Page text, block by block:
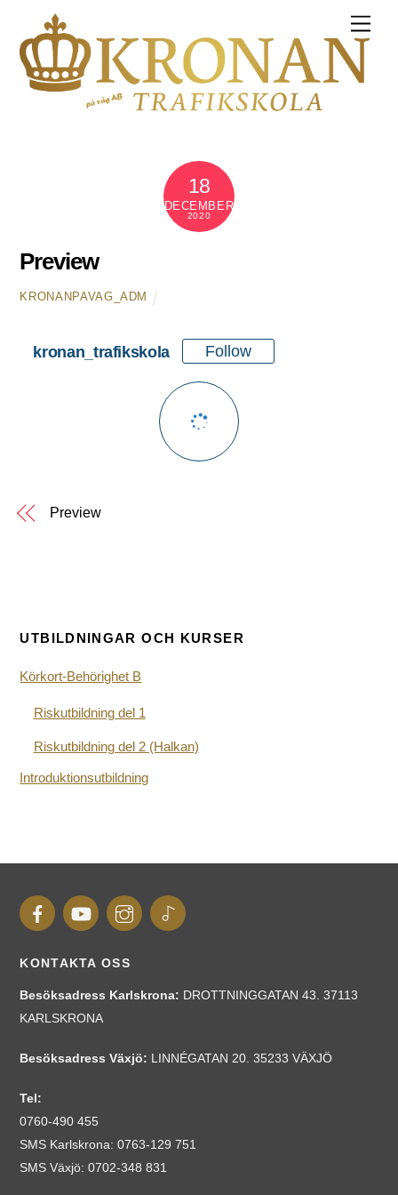
M
e
18
DECEMBER
2020
Preview
KRONANPAVAG_ADM
kronan_trafikskola Follow
Preview
UTBILDNINGAR OCH KURSER
Körkort-Behörighet B
Riskutbildning del 1
Riskutbildning del 2 (Halkan)
Introduktionsutbildning
KONTAKTA OSS
Besöksadress Karlskrona: DROTTNINGGATAN 43. 37113
KARLSKRONA
Besöksadress Växjö: LINNÉGATAN 20. 35233 VÄXJÖ
Tel:
0760-490 455
SMS Karlskrona: 0763-129 751
SMS Växjö: 0702-348 831